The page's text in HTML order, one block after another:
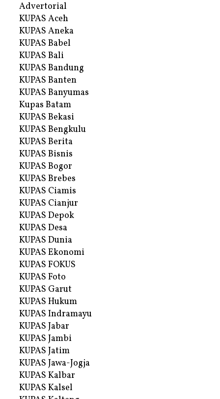
Advertorial
KUPAS Aceh
KUPAS Aneka
KUPAS Babel
KUPAS Bali
KUPAS Bandung
KUPAS Banten
KUPAS Banyumas
Kupas Batam
KUPAS Bekasi
KUPAS Bengkulu
KUPAS Berita
KUPAS Bisnis
KUPAS Bogor
KUPAS Brebes
KUPAS Ciamis
KUPAS Cianjur
KUPAS Depok
KUPAS Desa
KUPAS Dunia
KUPAS Ekonomi
KUPAS FOKUS
KUPAS Foto
KUPAS Garut
KUPAS Hukum
KUPAS Indramayu
KUPAS Jabar
KUPAS Jambi
KUPAS Jatim
KUPAS Jawa-Jogja
KUPAS Kalbar
KUPAS Kalsel